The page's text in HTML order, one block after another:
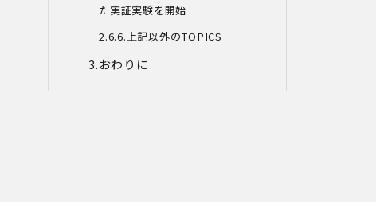
職名等の肩書、氏名、住所、電話番号、
ナーを通じて取得した情報
電話、FAX、電子メール、郵送などの一般
た実証実験を開始
6.上記以外のTOPICS
おわりに